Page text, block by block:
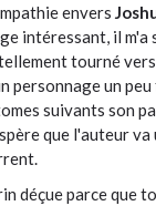
envers
intéressant, il m'a
tourné vers
personnage un
suivants son
que l'auteur
déçue parce que